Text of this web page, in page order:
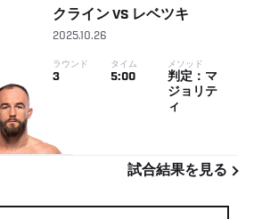
クライン VS レベツキ
2025.10.26
ラウンド
3
タイム
5:00
メソッド
判定：マ
ジョリテ
ィ
試合結果を見る